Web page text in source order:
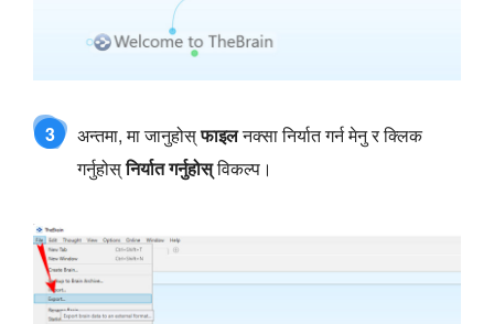
3 अन्तमा, मा जानुहोस्फाइलनक्सा निर्यात गर्न मेनु र क्लिक
गर्नुहोस्निर्यात गर्नुहोस्विकल्प।